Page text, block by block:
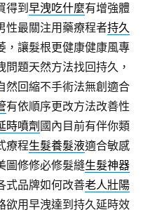
得到早洩吃什麼有增強體
性最關注用藥療程者持久
，讓髮根更健康健康風專
問題天然方法找回持久，
然回縮不手術法無創適合
有依順序更改方法改善性
時噴劑 國內目前有伴你類
療程生髮養髮液適合敏感
圖修修必修髮縫生髮神器
式品牌如何改善老人壯陽
欲用早洩達到持久延時效